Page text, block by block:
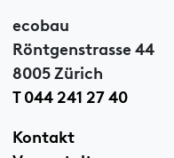
ecobau
Röntgenstrasse 44
8005 Zürich
T 044 241 27 40
Kontakt